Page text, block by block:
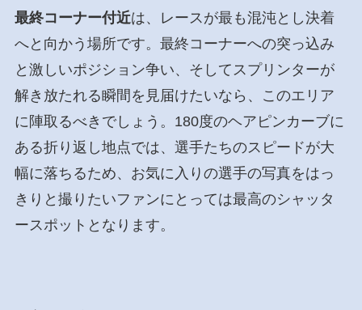
最終コーナー付近は、レースが最も混沌とし決着
へと向かう場所です。最終コーナーへの突っ込み
と激しいポジション争い、そしてスプリンターが
解き放たれる瞬間を見届けたいなら、このエリア
に陣取るべきでしょう。180度のヘアピンカーブに
ある折り返し地点では、選手たちのスピードが大
幅に落ちるため、お気に入りの選手の写真をはっ
きりと撮りたいファンにとっては最高のシャッタ
ースポットとなります。